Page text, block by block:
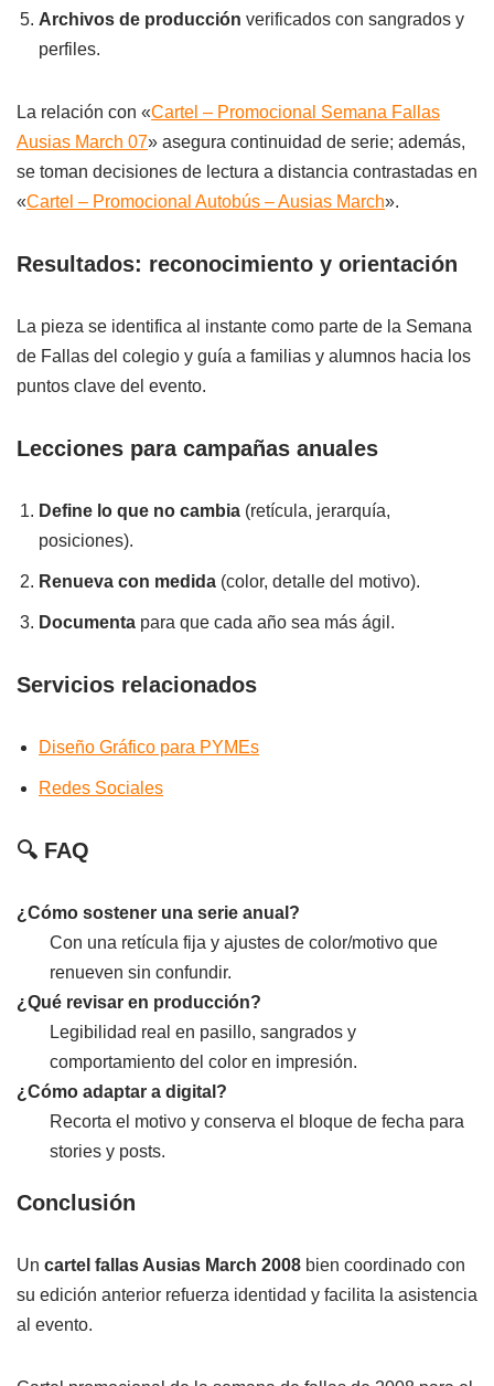
Archivos de producción verificados con sangrados y
perfiles.
La relación con «Cartel – Promocional Semana Fallas
Ausias March 07» asegura continuidad de serie; además,
se toman decisiones de lectura a distancia contrastadas en
«Cartel – Promocional Autobús – Ausias March».
Resultados: reconocimiento y orientación
La pieza se identifica al instante como parte de la Semana
de Fallas del colegio y guía a familias y alumnos hacia los
puntos clave del evento.
Lecciones para campañas anuales
Define lo que no cambia (retícula, jerarquía,
posiciones).
Renueva con medida (color, detalle del motivo).
Documenta para que cada año sea más ágil.
Servicios relacionados
Diseño Gráfico para PYMEs
Redes Sociales
🔍 FAQ
¿Cómo sostener una serie anual?
Con una retícula fija y ajustes de color/motivo que
renueven sin confundir.
¿Qué revisar en producción?
Legibilidad real en pasillo, sangrados y
comportamiento del color en impresión.
¿Cómo adaptar a digital?
Recorta el motivo y conserva el bloque de fecha para
stories y posts.
Conclusión
Un cartel fallas Ausias March 2008 bien coordinado con
su edición anterior refuerza identidad y facilita la asistencia
al evento.